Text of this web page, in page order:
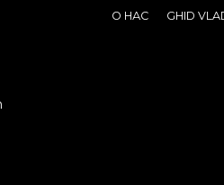
О НАС GHID